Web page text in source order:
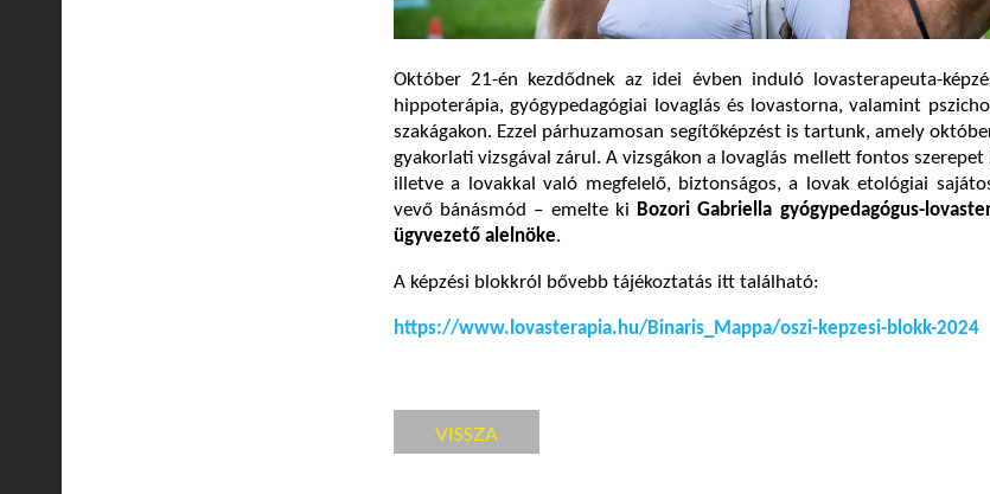
Október 21-én kezdődnek az idei évben induló lovasterapeuta-
hippoterápia, gyógypedagógiai lovaglás és lovastorna, valamint
szakágakon. Ezzel párhuzamosan segítőképzést is tartunk, amely
gyakorlati vizsgával zárul.A vizsgákon a lovaglás mellett fontos
illetve a lovakkal való megfelelő, biztonságos, a lovak etológiai
vevő bánásmód – emelte ki Bozori Gabriella gyógypedagógus-
ügyvezető alelnöke.
A képzési blokkról bővebb tájékoztatás itt található:
https://www.lovasterapia.hu/Binaris_Mappa/oszi-kepzesi-blokk-2024
VISSZA